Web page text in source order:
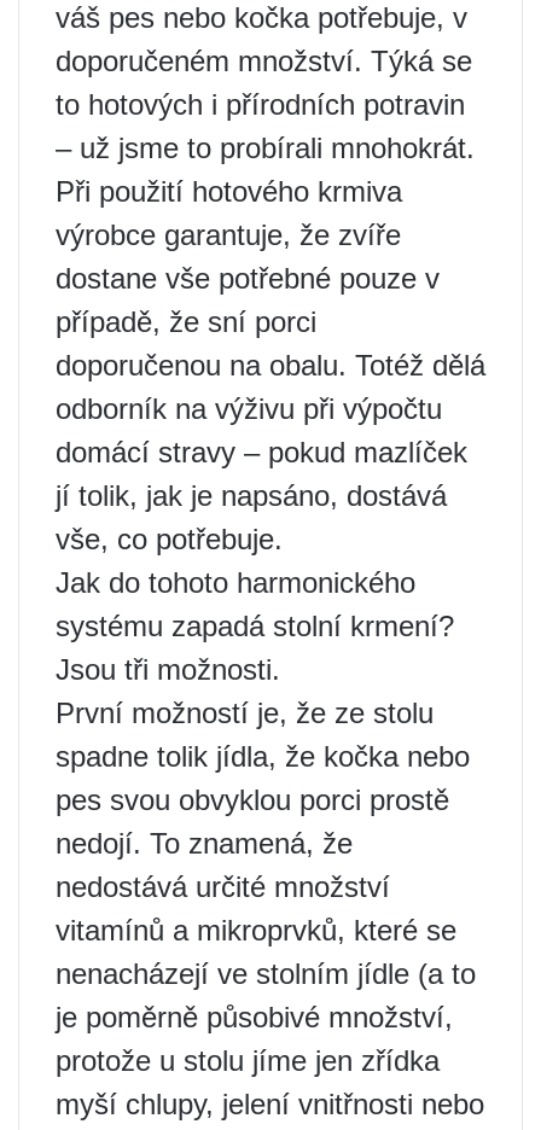
váš pes nebo kočka potřebuje, v
doporučeném množství. Týká se
to hotových i přírodních potravin
– už jsme to probírali mnohokrát.
Při použití hotového krmiva
výrobce garantuje, že zvíře
dostane vše potřebné pouze v
případě, že sní porci
doporučenou na obalu. Totéž dělá
odborník na výživu při výpočtu
domácí stravy – pokud mazlíček
jí tolik, jak je napsáno, dostává
vše, co potřebuje.
Jak do tohoto harmonického
systému zapadá stolní krmení?
Jsou tři možnosti.
První možností je, že ze stolu
spadne tolik jídla, že kočka nebo
pes svou obvyklou porci prostě
nedojí. To znamená, že
nedostává určité množství
vitamínů a mikroprvků, které se
nenacházejí ve stolním jídle (a to
je poměrně působivé množství,
protože u stolu jíme jen zřídka
myší chlupy, jelení vnitřnosti nebo